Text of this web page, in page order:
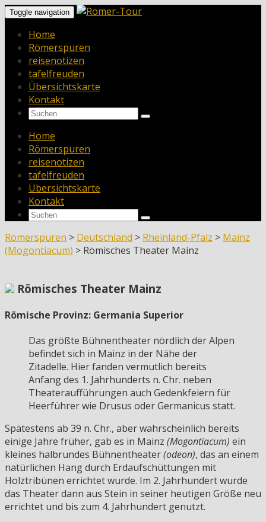
Toggle navigation
Home
Römerspuren
reisenotizen
tafelfreuden
Übersichtskarte
Kontakt
Home
Römerspuren
reisenotizen
tafelfreuden
Übersichtskarte
Kontakt
Römerspuren > Deutschland > Rheinland-Pfalz > Mainz
(Mogontiacum) > Römisches Theater Mainz
Römisches Theater Mainz
Römische Provinz: Germania Superior
Das größte Bühnentheater nördlich der Alpen
befindet sich in Mainz in der Nähe der
Zitadelle. Hier fanden vermutlich bereits
Anfang des 1. Jahrhunderts n. Chr. neben
Theateraufführungen auch Gedenkfeiern für
Heerführer wie Drusus oder Germanicus statt.
Spätestens ab 39 n. Chr., aber wahrscheinlich bereits
einige Jahre früher, gab es in Mainz (Mogontiacum) ein
kleines halbrundes Bühnentheater(odeon), das an einem
natürlichen Hang durch Erdaufschüttungen mit
Holztribünen errichtet wurde. Im 2. Jahrhundert wurde
das Theater dann aus Stein in seiner heutigen Größe neu
errichtet und bis zum 4. Jahrhundert genutzt.